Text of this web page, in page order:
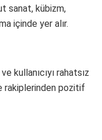
sanat, kübizm,
içinde yer alır.
ve kullanıcıyı rahatsız
rakiplerinden pozitif